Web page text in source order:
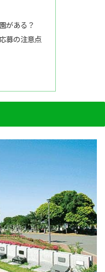
がある？
募の注意点